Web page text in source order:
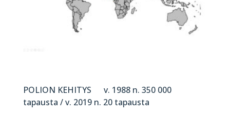
POLION KEHITYS v. 1988 n. 350 000
tapausta / v. 2019 n. 20 tapausta